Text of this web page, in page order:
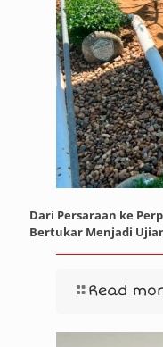
Dari Persaraan ke
Bertukar Menjadi
Read